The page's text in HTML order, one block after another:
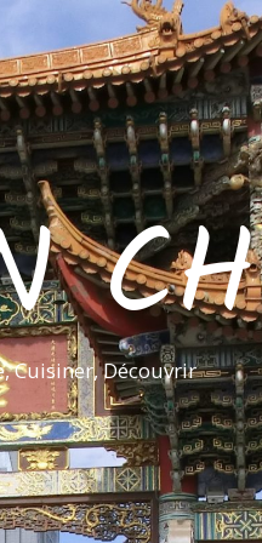
Cuisiner, Découvrir